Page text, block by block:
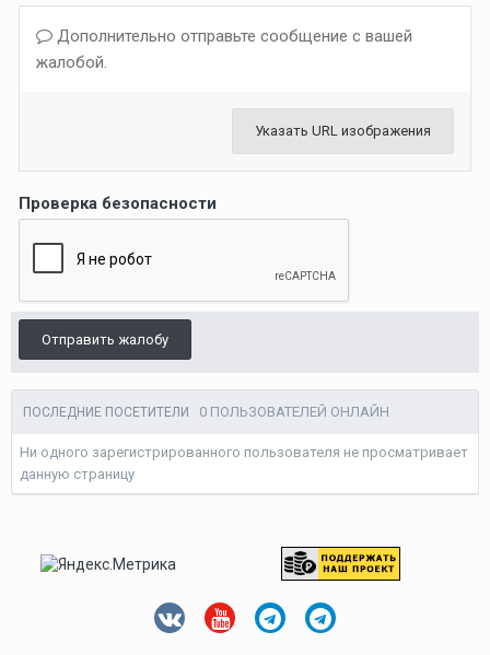
Дополнительно отправьте сообщение с вашей
жалобой.
Указать URL изображения
Проверка безопасности
Отправить жалобу
ПОСЛЕДНИЕ ПОСЕТИТЕЛИ 0 ПОЛЬЗОВАТЕЛЕЙ ОНЛАЙН
Ни одного зарегистрированного пользователя не просматривает
данную страницу